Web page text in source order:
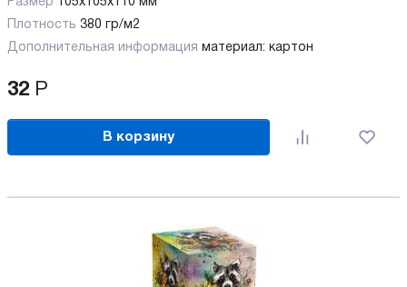
Плотность 380 гр/м2
Дополнительная информация материал: картон
32 Р
В корзину